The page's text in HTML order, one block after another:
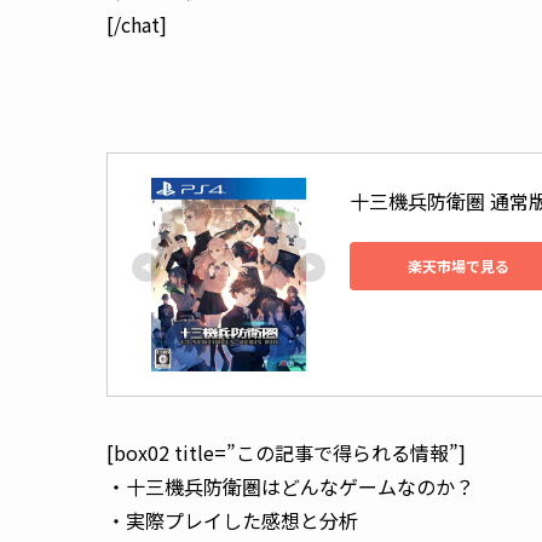
[/chat]
十三機兵防衛圏 通常
楽天市場で見る
[box02 title=”この記事で得られる情報”]
・十三機兵防衛圏はどんなゲームなのか？
・実際プレイした感想と分析